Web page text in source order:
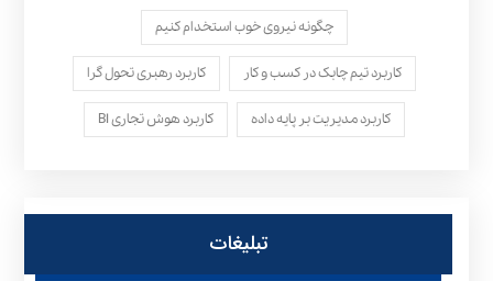
چگونه نیروی خوب استخدام کنیم
کاربرد تیم چابک در کسب و کار کاربرد رهبری تحول‌ گرا
کاربرد مدیریت بر پایه داده کاربرد هوش تجاری BI
تبلیغات